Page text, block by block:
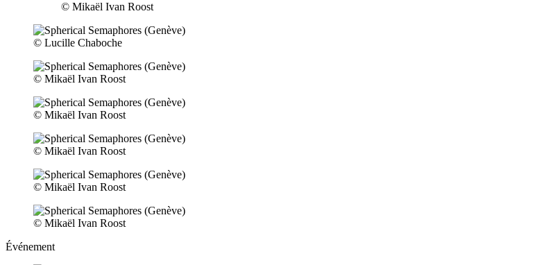
© Mikaël Ivan Roost
© Lucille Chaboche
© Mikaël Ivan Roost
© Mikaël Ivan Roost
© Mikaël Ivan Roost
© Mikaël Ivan Roost
© Mikaël Ivan Roost
Événement